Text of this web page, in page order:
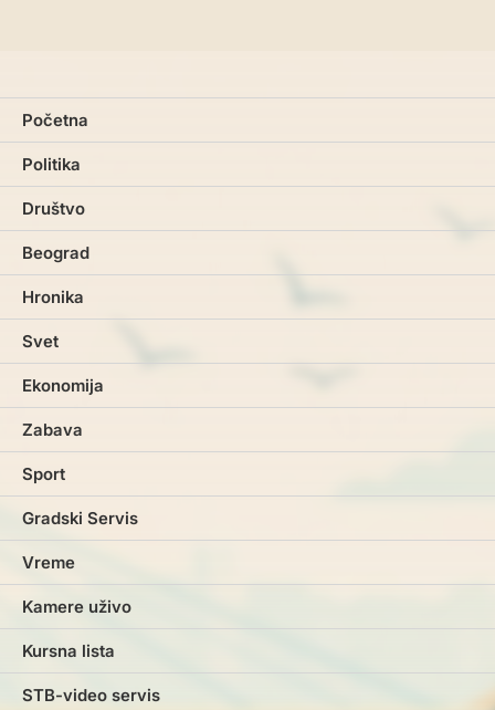
Početna
Politika
Društvo
Beograd
Hronika
Svet
Ekonomija
Zabava
Sport
Gradski Servis
Vreme
Kamere uživo
Kursna lista
STB-video servis